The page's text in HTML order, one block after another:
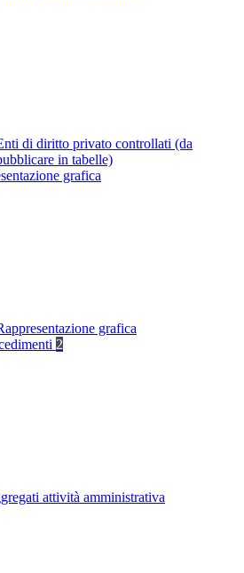
di diritto privato controllati (da
in tabelle)
grafica
grafica
2
attività amministrativa